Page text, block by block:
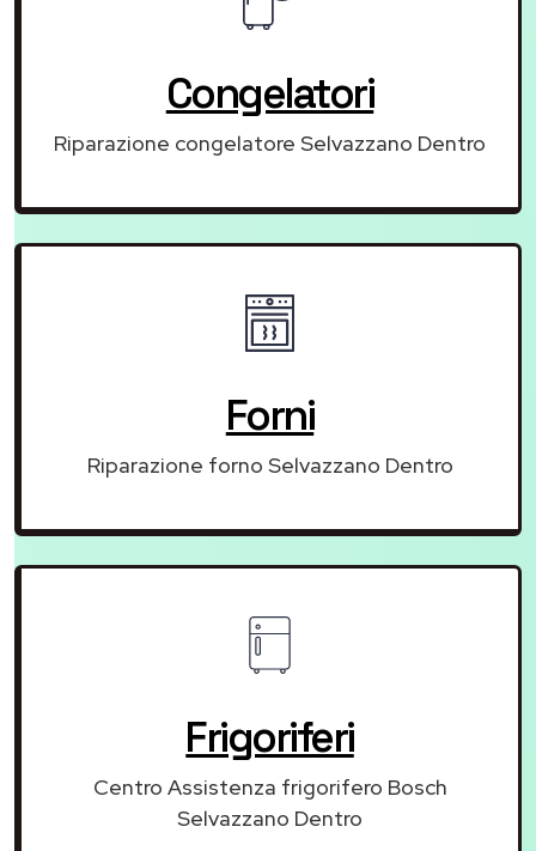
Congelatori
Riparazione congelatore Selvazzano Dentro
Forni
Riparazione forno Selvazzano Dentro
Frigoriferi
Centro Assistenza frigorifero Bosch
Selvazzano Dentro